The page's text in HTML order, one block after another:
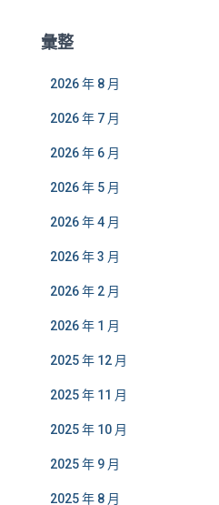
彙整
2026 年 8 月
2026 年 7 月
2026 年 6 月
2026 年 5 月
2026 年 4 月
2026 年 3 月
2026 年 2 月
2026 年 1 月
2025 年 12 月
2025 年 11 月
2025 年 10 月
2025 年 9 月
2025 年 8 月